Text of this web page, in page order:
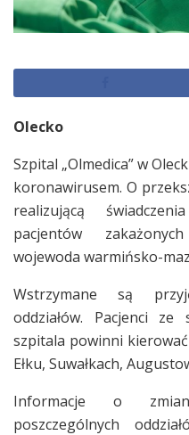
Olecko
Szpital „Olmedica” w
koronawirusem. O
realizującą
pacjentów
wojewoda warmińsko-
Wstrzymane są
oddziałów. Pacjenci
szpitala powinni
Ełku, Suwałkach,
Informacje o
poszczególnych